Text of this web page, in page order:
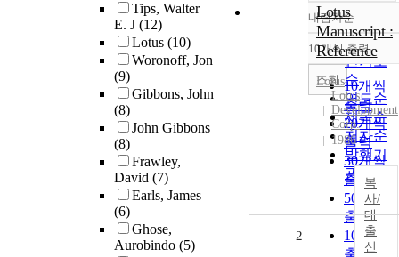
Tips, Walter
E. J (12)
Lotus (10)
Woronoff, Jon
(9)
Gibbons, John
(8)
John Gibbons
(8)
Frawley,
David (7)
Earls, James
(6)
Ghose,
Aurobindo (5)
정확도
순
인기도
순
연도순
제목순
저자순
발행기
관순
내림차순
내림차
10개씩 출력
10개씩
출력
20개씩
출력
30개씩
출력
50개씩
출력
100개씩
조회
Lotus
Manuscript :
Reference
Lotus
Lotus
Development
Corp.
1986
복
사/
대
출
신
2